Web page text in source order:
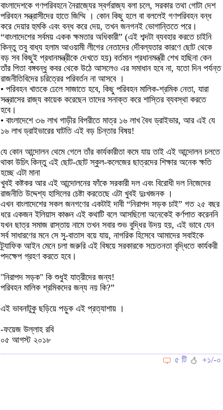
বাংলাদেশকে গণপরিবহনে নৈরাজ্যের স্বর্গরাজ্য বলা চলে, সরকার তথা গোটা দেশ
পরিবহন সন্ত্রাসীদের হাতে জিম্মি । কোন কিছু হলে বা বললেই গণপরিবহন বন্ধ
করে দেয়ার হুমকি এবং বন্ধ করে দেয়, তখন জনগনই ভোগান্তিতে পরে।
“বাংলাদেশের সর্বময় একক ক্ষমতার অধিকারী” (এই শব্দটা ব্যবহার করতে চাইনি
কিন্তু তবু বাধ্য হলাম আওয়ামী লীগের নেতাদের র্দৌবল্যতার কারণে ছোট থেকে
বড় সব কিছুই প্রধানমন্ত্রীকে দেখতে হয়) বর্তমান প্রধানমন্ত্রী শেখ হাছিনা কেন
তাঁর পিতা বঙ্গবন্ধু কবর থেকে উঠে আসলেও এর সমাধান হবে না, যতো দিন পর্যন্ত
রাজনীতিবিদের চরিত্রের পরিবর্তন না আসবে ।
• পরিবহন খাতকে ঢেলে সাজাতে হবে, কিছু পরিবহন মালিক-শ্রমিক নেতা, যারা
সন্ত্রাসের রাজ্য কায়েক করেছেন তাদের সনাক্ত করে শাস্তির ব্যবস্থা করতে
হবে।
• বাংলাদেশে ৩৬ লাখ গাড়ীর বিপরীতে মাত্র ১৬ লাখ বৈধ ড্রাইভার, আর এই যে
১৬ লাখ ড্রাইভারের ঘাটতি এই বড় চিন্তার বিষয়!
যে কোন আন্দোলন থেমে গেলে তাঁর কার্যকারীতা কমে যায় তাই এই আন্দোলন চলতে
থাকা উচিৎ কিন্তু এই ছোট-ছোট স্কুল-কলেজের ছাত্রদের শিক্ষার অনেক ক্ষতি
হচ্ছে এটা মানা
খুবই কষ্টকর আর এই আন্দোলনের ফাঁকে সরকারী দল এবং বিরোধী দল নিজেদের
রাজনীতি উদ্দেশ্য হাসিলের চেষ্টা করতেছে এটা খুবই দুঃখজনক ।
এখন বাংলাদেশের সকল জনগণের একটাই দাবী “নিরাপদ সড়ক চাই” গত ২৫ বছর
ধরে একজন ইলিয়াস কাঞ্চন এই কথাটি বলে আসছিলো অনেকেই কর্ণপাত করেননি
যখন ছাত্র সমাজ রাস্তায় নামে তখন সবার শুভ বুদ্ধির উদয় হয়, এই ভাবে যেন
সর্ব সাধারণের মনে সে সু-বাতাস বয়ে যায়, নাগরিক হিসেবে আমাদের সবাইকে
ট্র্যাফিক আইন মেনে চলা জরুরি এই বিষয়ে সরকারকে সচেতনতা বৃদ্ধিতে কার্যকরী
পদক্ষেপ গ্রহণ করতে হবে।
"নিরাপদ সড়ক" কি শুধুই যাত্রীদের জন্য!
পরিবহন মালিক শ্রমিকদের জন্য নয় কি?”
এই ভাবনাটুকু ছড়িয়ে পড়ুক এই প্রত্যাশায় ।
-ফয়েজ উল্লাহ রবি
০৫ আগস্ট ২০১৮
৫ টি
+১/-০